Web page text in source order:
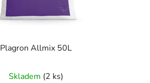
Plagron Allmix 50L
Skladem (2 ks)